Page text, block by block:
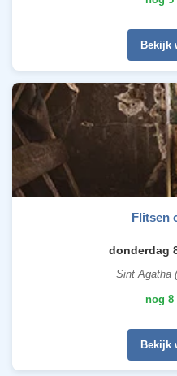
Bekijk
Flitsen
donderdag
Sint Agatha
nog 8
Bekijk